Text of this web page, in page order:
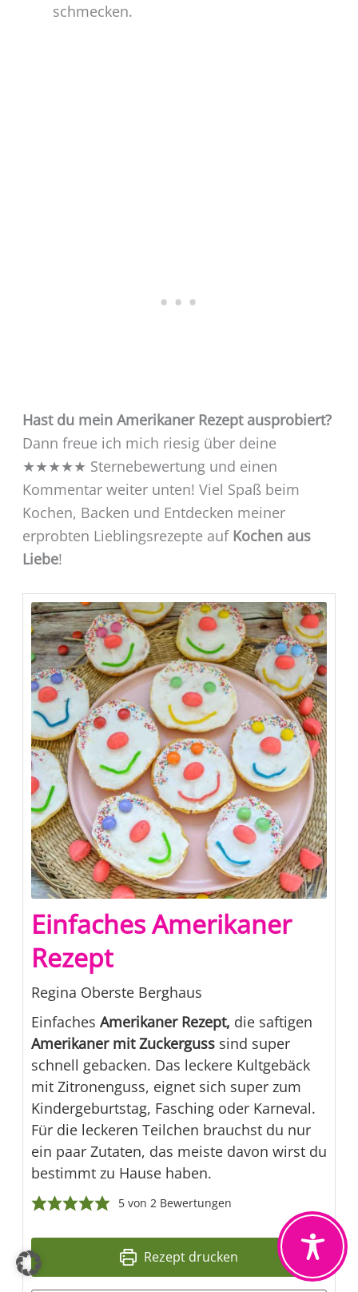
schmecken.
Hast du mein Amerikaner Rezept ausprobiert?
Dann freue ich mich riesig über deine
★★★★★ Sternebewertung und einen
Kommentar weiter unten! Viel Spaß beim
Kochen, Backen und Entdecken meiner
erprobten Lieblingsrezepte auf Kochen aus
Liebe!
Einfaches Amerikaner
Rezept
Regina Oberste Berghaus
Einfaches Amerikaner Rezept, die saftigen
Amerikaner mit Zuckerguss sind super
schnell gebacken. Das leckere Kultgebäck
mit Zitronenguss, eignet sich super zum
Kindergeburtstag, Fasching oder Karneval.
Für die leckeren Teilchen brauchst du nur
ein paar Zutaten, das meiste davon wirst du
bestimmt zu Hause haben.
5von 2Bewertungen
Rezept drucken